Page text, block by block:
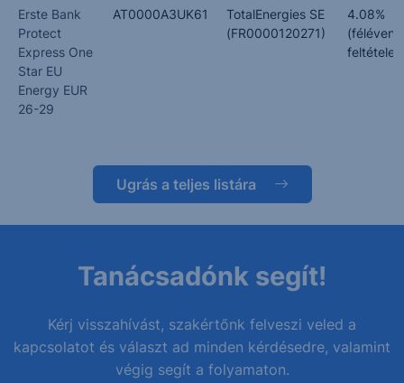
Erste Bank
Protect
Express One
Star EU
Energy EUR
26-29
AT0000A3UK61
TotalEnergies SE
(FR0000120271)
4.08%
Ugrás a teljes listára
Tanácsadónk segít!
Kérj visszahívást, szakértőnk felveszi veled a
kapcsolatot és választ ad minden kérdésedre, valamint
végig segít a folyamaton.